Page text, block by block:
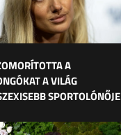
A
A VILÁG
SPORTOLÓNŐJE